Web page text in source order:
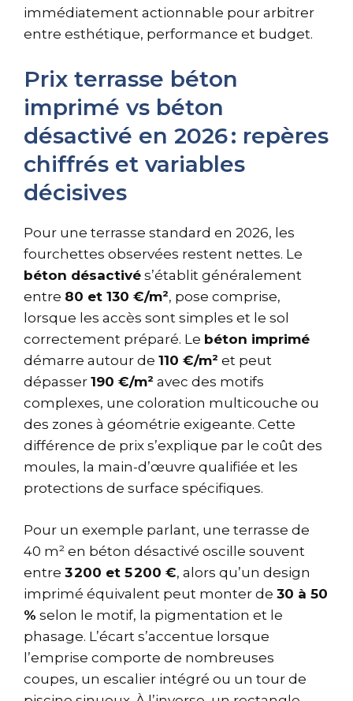
immédiatement actionnable pour arbitrer
entre esthétique, performance et budget.
Prix terrasse béton
imprimé vs béton
désactivé en 2026 : repères
chiffrés et variables
décisives
Pour une terrasse standard en 2026, les
fourchettes observées restent nettes. Le
béton désactivé s’établit généralement
entre 80 et 130 €/m², pose comprise,
lorsque les accès sont simples et le sol
correctement préparé. Le béton imprimé
démarre autour de 110 €/m² et peut
dépasser 190 €/m² avec des motifs
complexes, une coloration multicouche ou
des zones à géométrie exigeante. Cette
différence de prix s’explique par le coût des
moules, la main-d’œuvre qualifiée et les
protections de surface spécifiques.
Pour un exemple parlant, une terrasse de
40 m² en béton désactivé oscille souvent
entre 3 200 et 5 200 €, alors qu’un design
imprimé équivalent peut monter de 30 à 50
% selon le motif, la pigmentation et le
phasage. L’écart s’accentue lorsque
l’emprise comporte de nombreuses
coupes, un escalier intégré ou un tour de